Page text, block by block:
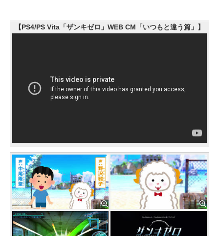
【PS4/PS Vita「ザンキゼロ」WEB CM「いつもと違う篇」】